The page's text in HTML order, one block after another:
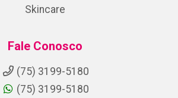
Skincare
Fale Conosco
(75) 3199-5180
(75) 3199-5180